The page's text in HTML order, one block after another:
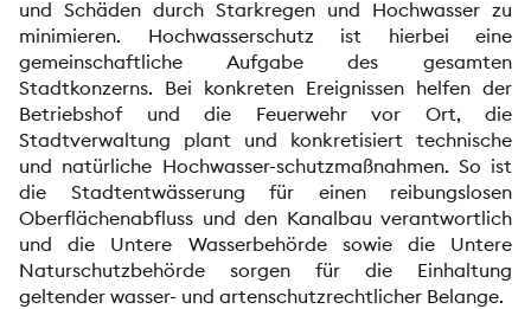
und Schäden durch Starkregen und Hochwasser zu
minimieren. Hochwasserschutz ist hierbei eine
gemeinschaftliche Aufgabe des gesamten
Stadtkonzerns. Bei konkreten Ereignissen helfen der
Betriebshof und die Feuerwehr vor Ort, die
Stadtverwaltung plant und konkretisiert technische
und natürliche Hochwasser-schutzmaßnahmen. So ist
die Stadtentwässerung für einen reibungslosen
Oberflächenabfluss und den Kanalbau verantwortlich
und die Untere Wasserbehörde sowie die Untere
Naturschutzbehörde sorgen für die Einhaltung
geltender wasser- und artenschutzrechtlicher Belange.